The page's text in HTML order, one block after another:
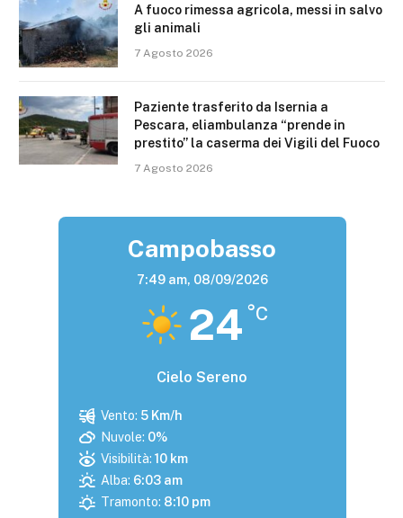
A fuoco rimessa agricola, messi in salvo
gli animali
7 Agosto 2026
Paziente trasferito da Isernia a
Pescara, eliambulanza “prende in
prestito” la caserma dei Vigili del Fuoco
7 Agosto 2026
Campobasso
7:49 am, 08/09/2026
24 °C
Cielo Sereno
Vento: 5 Km/h
Nuvole: 0%
Visibilità: 10 km
Alba: 6:03 am
Tramonto: 8:10 pm